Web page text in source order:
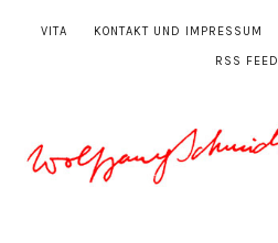
VITA KONTAKT UND IMPRESSUM
RSS FEED